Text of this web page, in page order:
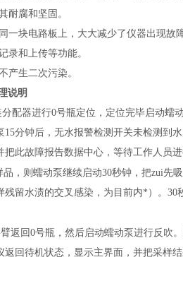
耐腐和坚固。
一块电路板上，大大减少了仪器出现故
录和上传等功能。
产生二次污染。
说明
配器进行0号瓶定位，定位完毕启动
分钟后，无水报警检测开关未检测到
此故障报告数据中心，等待工作人员进
，则蠕动泵继续启动30秒钟，把zui先
留水渍的交叉感染，为目前内*）。
返回0号瓶，然后启动蠕动泵进行反吹
回待机状态，显示主界面，并把采样